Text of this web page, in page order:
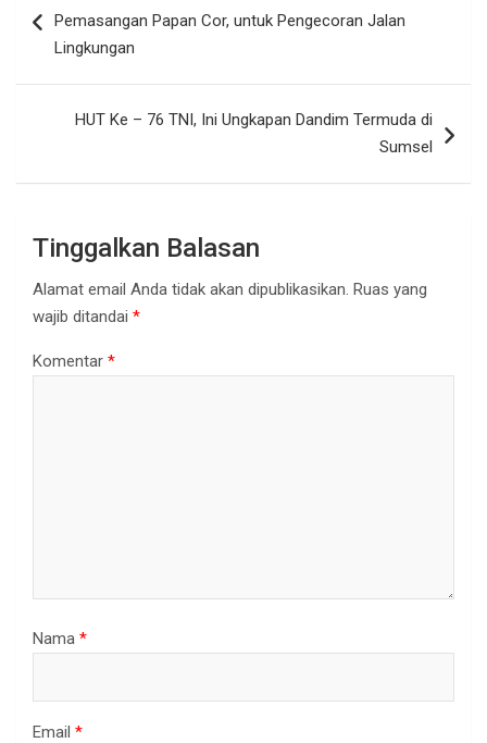
posPemasangan Papan Cor, untuk Pengecoran Jalan
Lingkungan
HUT Ke – 76 TNI, Ini Ungkapan Dandim Termuda di
Sumsel
Tinggalkan Balasan
Alamat email Anda tidak akan dipublikasikan. Ruas yang
wajib ditandai *
Komentar *
Nama *
Email *